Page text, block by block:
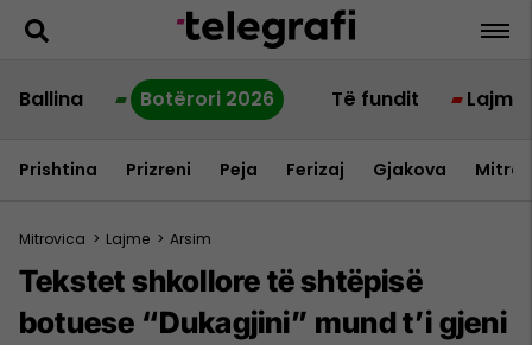
Ballina Botërori 2026 Të fundit Lajme
Prishtina Prizreni Peja Ferizaj Gjakova
Mitrovica > Lajme > Arsim
Tekstet shkollore të shtëpisë
botuese “Dukagjini” mund t’i gjeni